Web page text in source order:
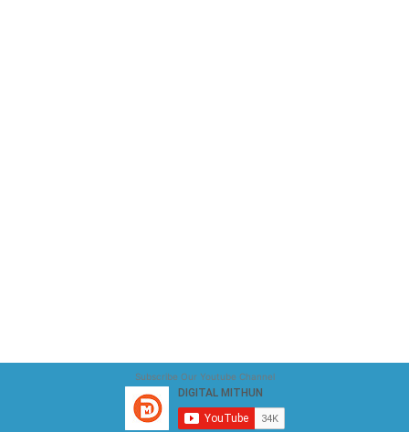
Subscribe Our Youtube Channel